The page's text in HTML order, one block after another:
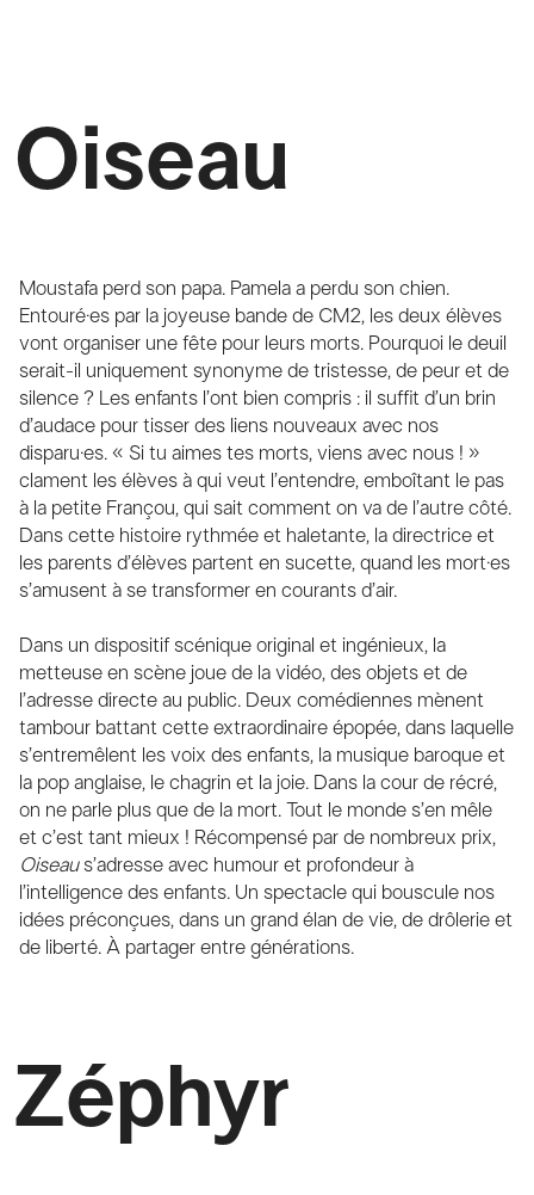
Oiseau
Moustafa perd son papa. Pamela a perdu son chien.
Entouré·es par la joyeuse bande de CM2, les deux élèves
vont organiser une fête pour leurs morts. Pourquoi le deuil
serait-il uniquement synonyme de tristesse, de peur et de
silence ? Les enfants l’ont bien compris : il suffit d’un brin
d’audace pour tisser des liens nouveaux avec nos
disparu·es. « Si tu aimes tes morts, viens avec nous ! »
clament les élèves à qui veut l’entendre, emboîtant le pas
à la petite Françou, qui sait comment on va de l’autre côté.
Dans cette histoire rythmée et haletante, la directrice et
les parents d’élèves partent en sucette, quand les mort·es
s’amusent à se transformer en courants d’air.
Dans un dispositif scénique original et ingénieux, la
metteuse en scène joue de la vidéo, des objets et de
l’adresse directe au public. Deux comédiennes mènent
tambour battant cette extraordinaire épopée, dans laquelle
s’entremêlent les voix des enfants, la musique baroque et
la pop anglaise, le chagrin et la joie. Dans la cour de récré,
on ne parle plus que de la mort. Tout le monde s’en mêle
et c’est tant mieux ! Récompensé par de nombreux prix,
Oiseaus’adresse avec humour et profondeur à
l’intelligence des enfants. Un spectacle qui bouscule nos
idées préconçues, dans un grand élan de vie, de drôlerie et
de liberté. À partager entre générations.
Zéphyr